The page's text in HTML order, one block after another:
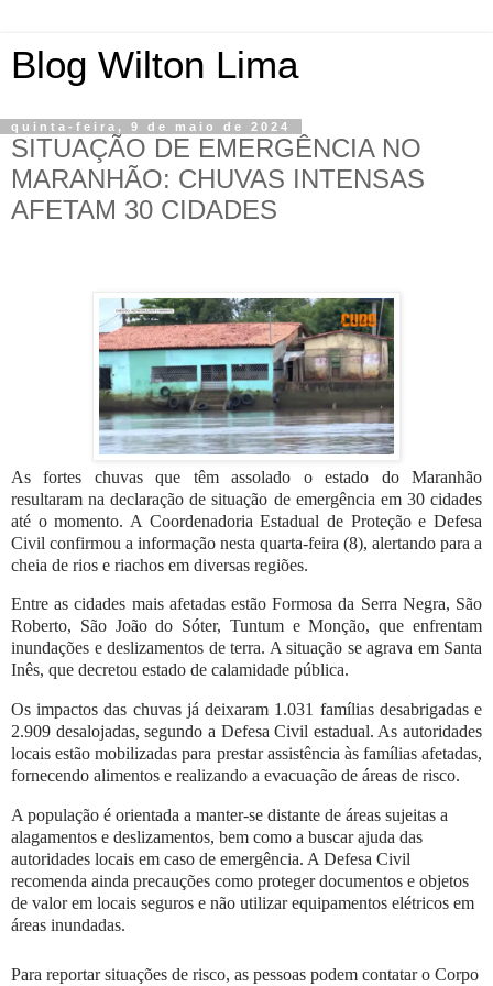
Blog Wilton Lima
quinta-feira, 9 de maio de 2024
SITUAÇÃO DE EMERGÊNCIA NO
MARANHÃO: CHUVAS INTENSAS
AFETAM 30 CIDADES
As fortes chuvas que têm assolado o estado do Maranhão
resultaram na declaração de situação de emergência em 30 cidades
até o momento. A Coordenadoria Estadual de Proteção e Defesa
Civil confirmou a informação nesta quarta-feira (8), alertando para a
cheia de rios e riachos em diversas regiões.
Entre as cidades mais afetadas estão Formosa da Serra Negra, São
Roberto, São João do Sóter, Tuntum e Monção, que enfrentam
inundações e deslizamentos de terra. A situação se agrava em Santa
Inês, que decretou estado de calamidade pública.
Os impactos das chuvas já deixaram 1.031 famílias desabrigadas e
2.909 desalojadas, segundo a Defesa Civil estadual. As autoridades
locais estão mobilizadas para prestar assistência às famílias afetadas,
fornecendo alimentos e realizando a evacuação de áreas de risco.
A população é orientada a manter-se distante de áreas sujeitas a
alagamentos e deslizamentos, bem como a buscar ajuda das
autoridades locais em caso de emergência. A Defesa Civil
recomenda ainda precauções como proteger documentos e objetos
de valor em locais seguros e não utilizar equipamentos elétricos em
áreas inundadas.
Para reportar situações de risco, as pessoas podem contatar o Corpo